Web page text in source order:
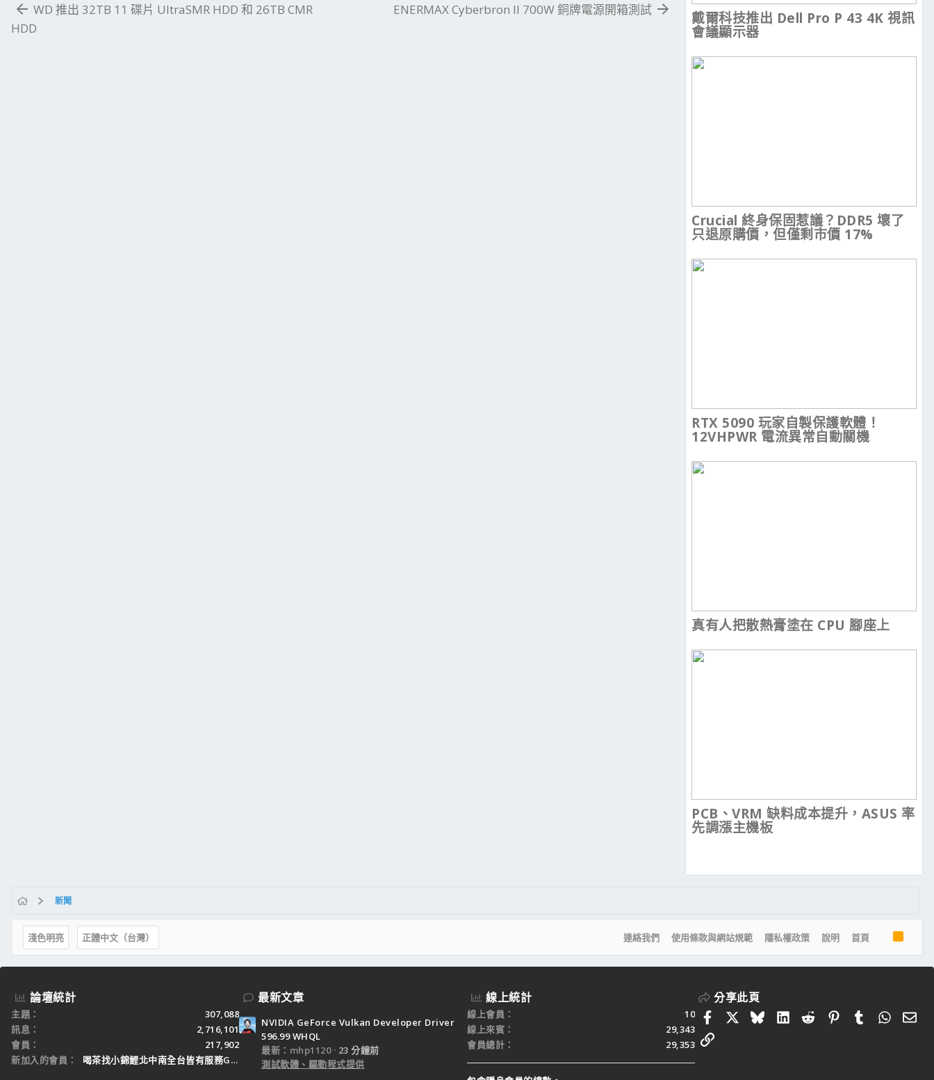
WD 推出 32TB 11 碟片 UltraSMR HDD 和 26TB CMR
HDD
ENERMAX Cyberbron II 700W 銅牌電源開箱測試 戴爾科技推出 Dell Pro P 43 4K 視訊
會議顯示器
Crucial 終身保固惹議？DDR5 壞了
只退原購價，但僅剩市價 17%
RTX 5090 玩家自製保護軟體！
12VHPWR 電流異常自動關機
真有人把散熱膏塗在 CPU 腳座上
PCB、VRM 缺料成本提升，ASUS 率
先調漲主機板
新聞
淺色明亮 正體中文（台灣） 連絡我們 使用條款與網站規範 隱私權政策 說明 首頁
S
論壇統計
主題
307,088
訊息
2,716,101
會員
217,902
新加入的會員
喝茶找小錦鯉北中南全台皆有服務Gleezy：tw3
最新文章
NVIDIA GeForce Vulkan Developer Driver
596.99 WHQL
最新：mhp1120
23 分鐘前
測試軟體、驅動程式提供
線上統計
線上會員
10
線上來賓
29,343
會員總計
29,353
分享此頁
FacebookBlueskyLinkedIn
RedditPinterestTumblr 電
連結